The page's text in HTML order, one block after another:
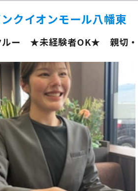
クイオンモール八幡東
ルー ★未経験者OK★ 親切・